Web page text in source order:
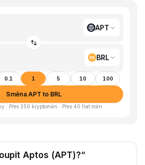
APT
BRL
0.1 1 5 10 100
Směna APT to BRL
· Přes 350 kryptoměn · Přes 40 fiat měn
Aptos (APT)?“